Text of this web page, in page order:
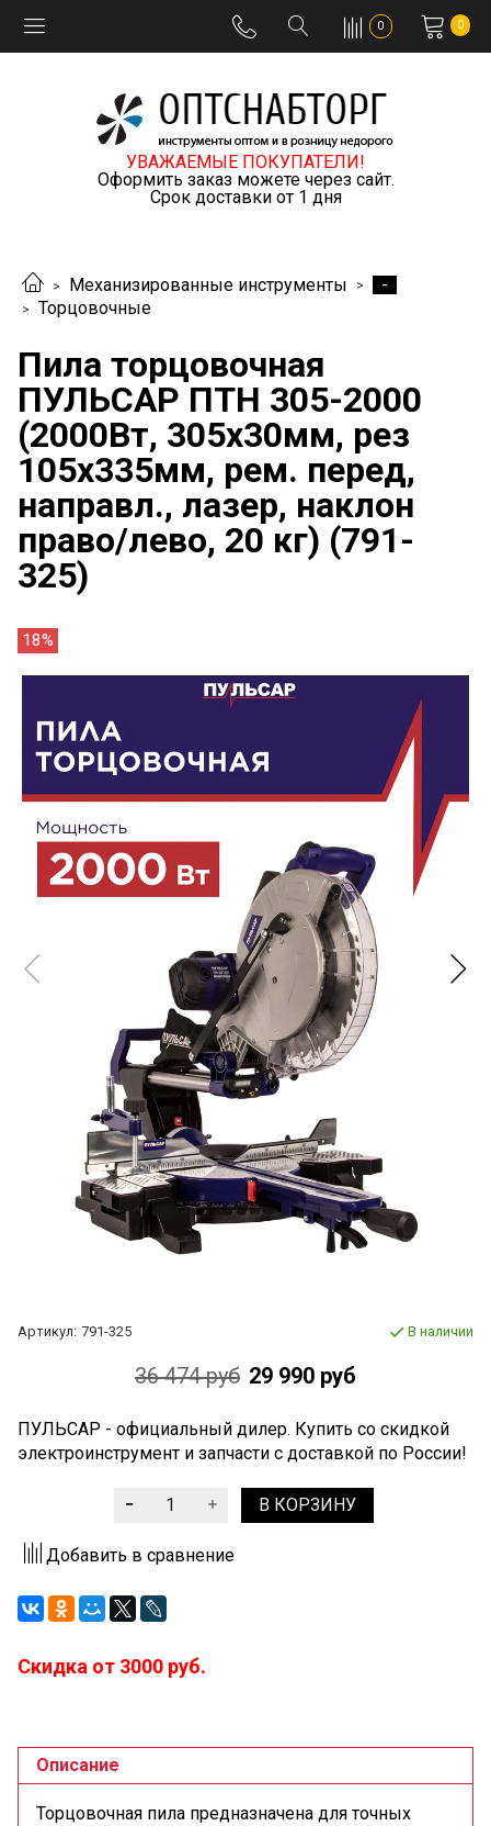
0 0
УВАЖАЕМЫЕ ПОКУПАТЕЛИ!
Оформить заказ можете через сайт.
Срок доставки от 1 дня
Механизированные инструменты
-
Торцовочные
Пила торцовочная
ПУЛЬСАР ПТН 305-2000
(2000Вт, 305х30мм, рез
105х335мм, рем. перед,
направл., лазер, наклон
право/лево, 20 кг) (791-
325)
18%
Артикул: 791-325 В наличии
36 474 руб 29 990 руб
ПУЛЬСАР - официальный дилер. Купить со скидкой
электроинструмент и запчасти c доставкой по России!
В КОРЗИНУ
Добавить в сравнение
Скидка от 3000 руб.
Описание
Торцовочная пила предназначена для точных